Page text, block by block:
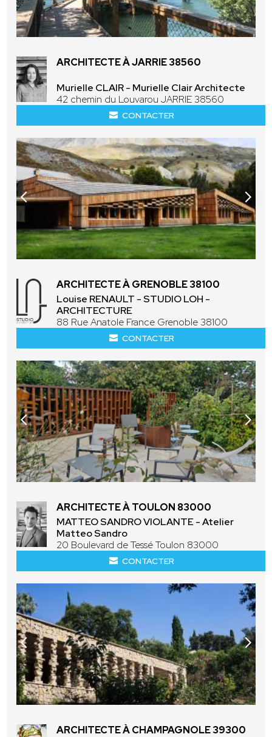
ARCHITECTE À JARRIE 38560
Murielle CLAIR - Murielle Clair Architecte
42 chemin du Louvarou JARRIE 38560
CONTACTER
ARCHITECTE À GRENOBLE 38100
Louise RENAULT - STUDIO LOH -
ARCHITECTURE
88 Rue Anatole France Grenoble 38100
CONTACTER
ARCHITECTE À TOULON 83000
MATTEO SANDRO VIOLANTE - Atelier
Matteo Sandro
20 Boulevard de Tessé Toulon 83000
CONTACTER
ARCHITECTE À CHAMPAGNOLE 39300